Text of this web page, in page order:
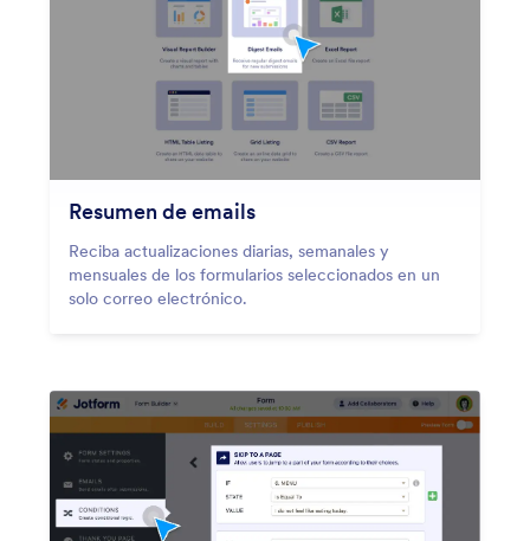
Resumen de emails
Reciba actualizaciones diarias, semanales y
mensuales de los formularios seleccionados en un
solo correo electrónico.